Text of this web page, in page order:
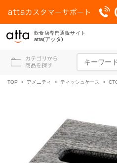
飲食店専門通販サイト
atta(アッタ)
TOP > アメニティ > ティッシュケース >